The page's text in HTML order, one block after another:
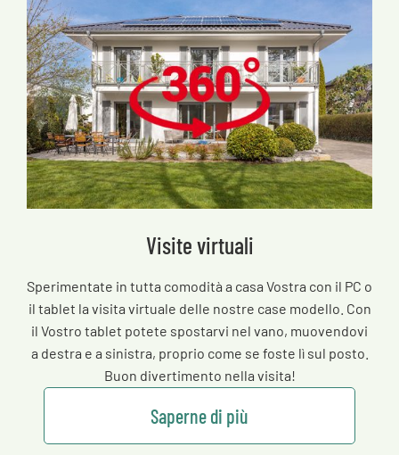
Visite virtuali
Sperimentate in tutta comodità a casa Vostra con il PC o
il tablet la visita virtuale delle nostre case modello. Con
il Vostro tablet potete spostarvi nel vano, muovendovi
a destra e a sinistra, proprio come se foste lì sul posto.
Buon divertimento nella visita!
Saperne di più